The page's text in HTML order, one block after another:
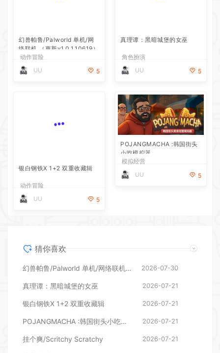
UU
POJANGMACHA :韩国街头
小吃模拟器
模拟经营
UU
猜你喜欢
银白钢铁X 1+2 双重收藏辑
POJANGMACHA :韩国街头小吃模拟器 2026-07-21
挂个爽/Scritchy Scratchy 2026-07-21
动感足球3/Active Soccer 3 2026-07-21
凶宅暖房/HouseWarming 2026-07-21
花艺师普妮/Puni the Florist 2026-07-21